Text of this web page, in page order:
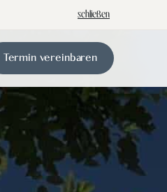
schließen
Termin vereinbaren